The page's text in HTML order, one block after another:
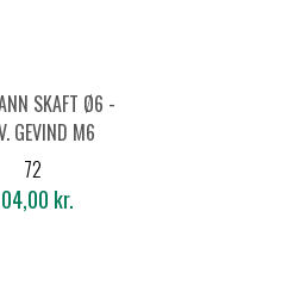
SKAFT Ø6 -
GEVIND M6
72
kr.